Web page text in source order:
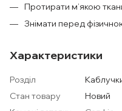
Протирати м’якою
Знімати перед
Характеристики
Розділ
Стан товару
Новий